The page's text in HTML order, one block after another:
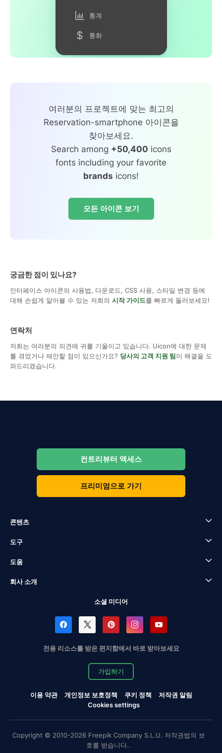
통계
통화
여러분의 프로젝트에 맞는 최고의
Reservation-smartphone 아이콘을
찾아보세요.
Search among +50,400 icons
fonts including your favorite
brands icons!
모든 아이콘 보기
궁금한 점이 있나요?
인터페이스 아이콘의 사용법, 다운로드, CSS 사용, 스타일 변경 등에
대해 손쉽게 알아볼 수 있는 저희의 시작 가이드를 빠르게 둘러보세요!
연락처
저희는 여러분의 의견에 귀를 기울이고 있습니다. Uicon에 대한 문제
를 겪었거나 제안할 점이 있으신가요? 당사의 고객 지원 팀이 해결을 도
와드리겠습니다.
컨트리뷰터 액세스
프리미엄으로 가기
콘텐츠
도구
도움
회사 소개
소셜 미디어
전용 리소스를 받은 편지함에서 바로 받아보세요
가입하기
이용 약관 개인정보 보호정책 쿠키 정책
저작권 알림
Cookies settings
Copyright © 2010-2026 Freepik Company S.L.U. 저작권법의 보
호를 받습니다..